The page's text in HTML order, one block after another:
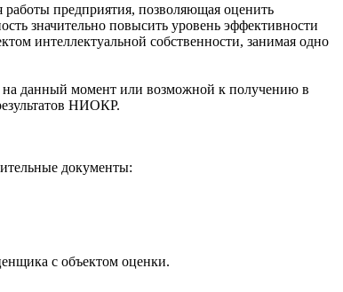
предприятия, позволяющая оценить
значительно повысить уровень эффективности
интеллектуальной собственности, занимая одно
на данный момент или возможной к получению в
НИОКР.
документы:
с объектом оценки.